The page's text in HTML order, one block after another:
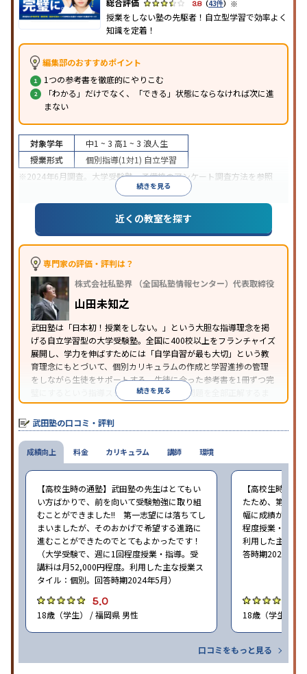
3.8（43件） ※
授業をしない塾の先駆者！自立型学習で効率よく
知識を定着！
編集部のおすすめポイント
1つの参考書を徹底的にやりこむ
「わかる」だけでなく、「できる」状態にならなければ次に進
まない
続きを見る
対象学年 中1 ~ 3 高1 ~ 3 浪人生
授業形式
個別指導(1対1) 自立学習
※2024年6月調査。 大学受験塾・予備校のアンケート調査方法を参照
近くの教室を探す
専門家の評価・評判は？
株式会社私塾界 （全国私塾情報センター）代表取締役
山田未知之
武田塾は「日本初！授業をしない。」という大胆な指導理念を掲
げる自立学習型の大学受験塾。全国に400校以上をフランチャイズ
展開し、学力を伸ばすためには「自学自習が最も大切」という教
育理念にもとづいて、個別カリキュラムの作成と学習進捗の管理
をしながら生徒をサポートする。生徒に合った参考書を1冊ずつ完
璧にするという指導スタイルで、参考書の問題を全部正解するま
で繰り返し問題を解くことで偏差値をあげるという手法を取って
いる。
続きを見る
武田塾の口コミ・評判
成績向上
【高校生時の通塾】武田塾の先生はとてもい
い方ばかりで、前を向いて受験勉強に取り組
むことができました!! 第一志望には落ちてし
まいましたが、そのおかげで希望する進路に
進むことができたのでとてもよかったです！
（大学受験で、週に1回程度授業・指導。受
講料は月52,000円程度。利用した主な授業ス
タイル：個別。回答時期2024年5月）
5.0
18歳（学生） / 福岡県 男性
【高校生時の通
たため、第一志
幅に成績が向上
程度授業・指導
利用した主な授
答時期2024年5
18歳（学生） /
口コミをもっと見る
料金 カリキュラム 講師 環境